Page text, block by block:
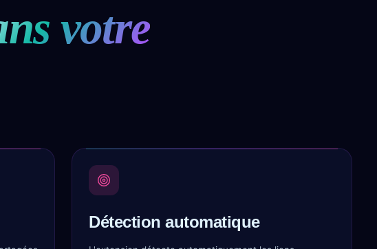
votre
Détection automatique